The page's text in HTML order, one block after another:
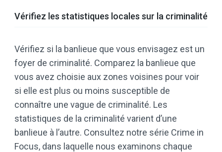
Vérifiez les statistiques locales sur la criminalité
Vérifiez si la banlieue que vous envisagez est un
foyer de criminalité. Comparez la banlieue que
vous avez choisie aux zones voisines pour voir
si elle est plus ou moins susceptible de
connaître une vague de criminalité. Les
statistiques de la criminalité varient d’une
banlieue à l’autre. Consultez notre série Crime in
Focus, dans laquelle nous examinons chaque